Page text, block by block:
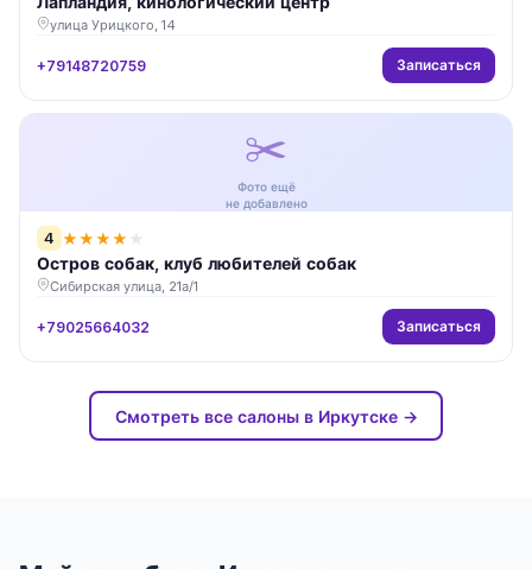
улица Урицкого, 14
+79148720759 Записаться
✂️
Фото ещё
не добавлено
4 ★★★★ ★
Остров собак, клуб любителей собак
Сибирская улица, 21а/1
+79025664032 Записаться
Смотреть все салоны в Иркутске →